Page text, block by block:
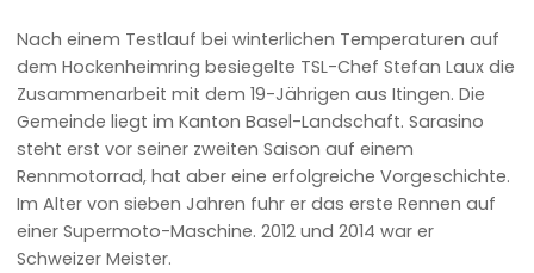
Nach einem Testlauf bei winterlichen Temperaturen auf
dem Hockenheimring besiegelte TSL-Chef Stefan Laux die
Zusammenarbeit mit dem 19-Jährigen aus Itingen. Die
Gemeinde liegt im Kanton Basel-Landschaft. Sarasino
steht erst vor seiner zweiten Saison auf einem
Rennmotorrad, hat aber eine erfolgreiche Vorgeschichte.
Im Alter von sieben Jahren fuhr er das erste Rennen auf
einer Supermoto-Maschine. 2012 und 2014 war er
Schweizer Meister.